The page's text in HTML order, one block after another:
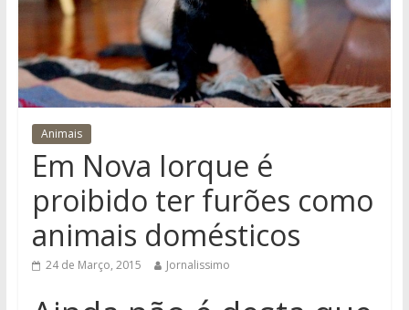
Animais
Em Nova Iorque é
proibido ter furões como
animais domésticos
24 de Março, 2015 Jornalissimo